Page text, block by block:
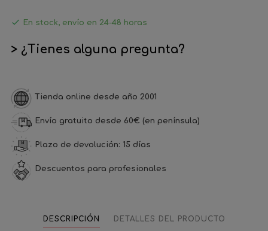
 En stock, envío en 24-48 horas
> ¿Tienes alguna pregunta?
Tienda online desde año 2001
Envío gratuito desde 60€ (en península)
Plazo de devolución: 15 días
Descuentos para profesionales
DESCRIPCIÓN
DETALLES DEL PRODUCTO